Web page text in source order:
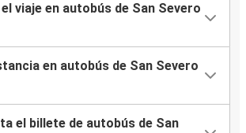
viaje en autobús de San Severo
en autobús de San Severo
el billete de autobús de San